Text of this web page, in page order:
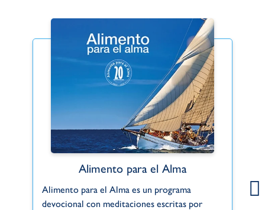
Alimento para el Alma
Alimento para el Alma es un programa
devocional con meditaciones escritas por